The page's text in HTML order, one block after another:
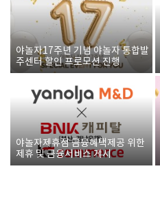
야놀자17주년 기념 야놀자 통합발
주센터 할인 프로모션 진행
야놀자제휴점 금융혜택제공 위한
제휴 및 금융서비스 게시